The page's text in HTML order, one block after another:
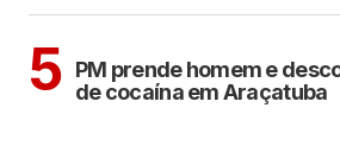
5 PM prende homem e
de cocaína em Araçatuba